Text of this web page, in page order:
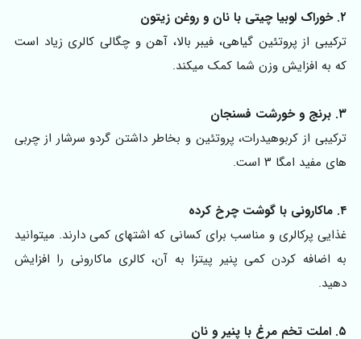
۲. خوراک لوبیا چیتی با نان و روغن زیتون
ترکیبی از پروتئین گیاهی، فیبر بالا، آهن و چگالی کالری زیاد است
که به افزایش وزن شما کمک میکند.
۳. برنج و خورشت فسنجان
ترکیبی از کربوهیدرات، پروتئین و بخاطر داشتن گردو سرشار از چربی
های مفید امگا ۳ است.
۴. ماکارونی با گوشت چرخ کرده
غذایی پرکالری و مناسب برای کسانی که اشتهای کمی دارند. میتوانید
به اضافه کردن کمی پنیر پیتزا به آن، کالری ماکارونی را افزایش
دهید.
۵. املت تخم مرغ با پنیر و نان